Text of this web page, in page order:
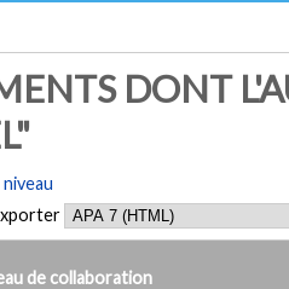
DONT
de collaboration